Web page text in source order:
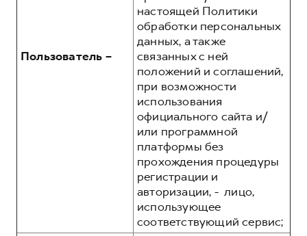
Пользователь –
настоящей Политики
обработки персональных
данных, а также
связанных с ней
положений и соглашений,
при возможности
использования
официального сайта и/
или программной
платформы без
прохождения процедуры
регистрации и
авторизации, - лицо,
использующее
соответствующий сервис;